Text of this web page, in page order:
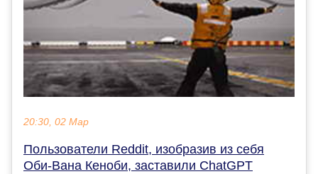
20:30, 02 Мар
Пользователи Reddit, изобразив из себя
Оби-Вана Кеноби, заставили ChatGPT